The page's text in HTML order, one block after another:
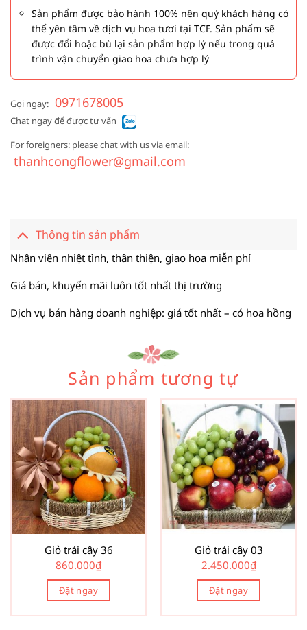
Sản phẩm được bảo hành 100% nên quý khách hàng có
thể yên tâm về dịch vụ hoa tươi tại TCF. Sản phẩm sẽ
được đổi hoặc bù lại sản phẩm hợp lý nếu trong quá
trình vận chuyển giao hoa chưa hợp lý
Gọi ngay: 0971678005
Chat ngay để được tư vấn
For foreigners: please chat with us via email:
thanhcongflower@gmail.com
Thông tin sản phẩm
Nhân viên nhiệt tình, thân thiện, giao hoa miễn phí
Giá bán, khuyến mãi luôn tốt nhất thị trường
Dịch vụ bán hàng doanh nghiệp: giá tốt nhất – có hoa hồng
Sản phẩm tương tự
Giỏ trái cây 36
860.000₫
Đặt ngay
Giỏ trái cây 03
2.450.000₫
Đặt ngay